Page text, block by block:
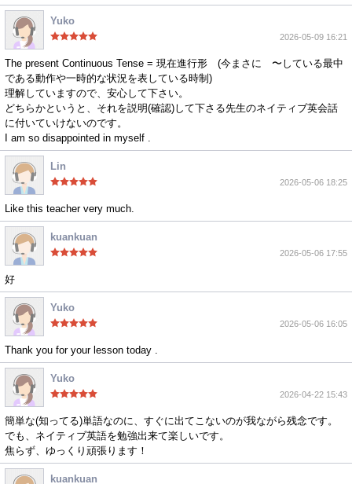
Yuko
2026-05-09 16:21
The present Continuous Tense = 現在進行形 (今まさに 〜している最中
である動作や一時的な状況を表している時制)
理解していますので、安心して下さい。
どちらかというと、それを説明(確認)して下さる先生のネイティブ英会話
に付いていけないのです。
I am so disappointed in myself .
Lin
2026-05-06 18:25
Like this teacher very much.
kuankuan
2026-05-06 17:55
好
Yuko
2026-05-06 16:05
Thank you for your lesson today .
Yuko
2026-04-22 15:43
簡単な(知ってる)単語なのに、すぐに出てこないのが我ながら残念です。
でも、ネイティブ英語を勉強出来て楽しいです。
焦らず、ゆっくり頑張ります！
kuankuan